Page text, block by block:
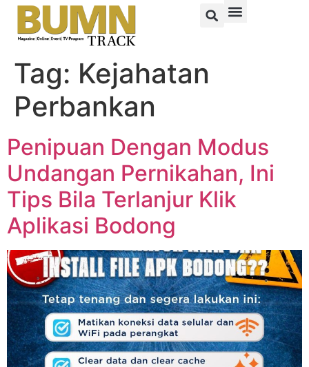
Tag: Kejahatan
Perbankan
Penipuan Dengan Modus
Undangan Pernikahan, Ini
Tips Bila Terlanjur Klik
Aplikasi Bodong